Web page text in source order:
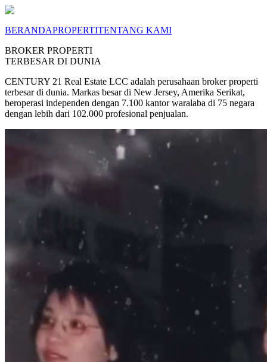
BERANDAPROPERTITENTANG KAMI
BROKER PROPERTI
TERBESAR DI DUNIA
CENTURY 21 Real Estate LCC adalah perusahaan broker properti
terbesar di dunia. Markas besar di New Jersey, Amerika Serikat,
beroperasi independen dengan 7.100 kantor waralaba di 75 negara
dengan lebih dari 102.000 profesional penjualan.